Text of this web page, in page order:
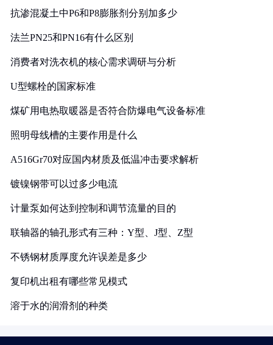
抗渗混凝土中P6和P8膨胀剂分别加多少
法兰PN25和PN16有什么区别
消费者对洗衣机的核心需求调研与分析
U型螺栓的国家标准
煤矿用电热取暖器是否符合防爆电气设备标准
照明母线槽的主要作用是什么
A516Gr70对应国内材质及低温冲击要求解析
镀镍钢带可以过多少电流
计量泵如何达到控制和调节流量的目的
联轴器的轴孔形式有三种：Y型、J型、Z型
不锈钢材质厚度允许误差是多少
复印机出租有哪些常见模式
溶于水的润滑剂的种类